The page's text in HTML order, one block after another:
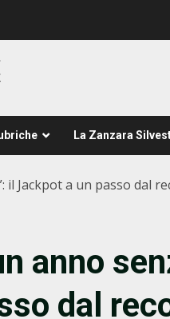
La Zanzara
il Jackpot a un passo dal
anno
dal